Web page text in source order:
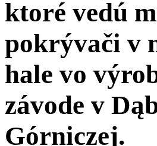
ktoré vedú
pokrývači v
hale vo
závode v
Górniczej.